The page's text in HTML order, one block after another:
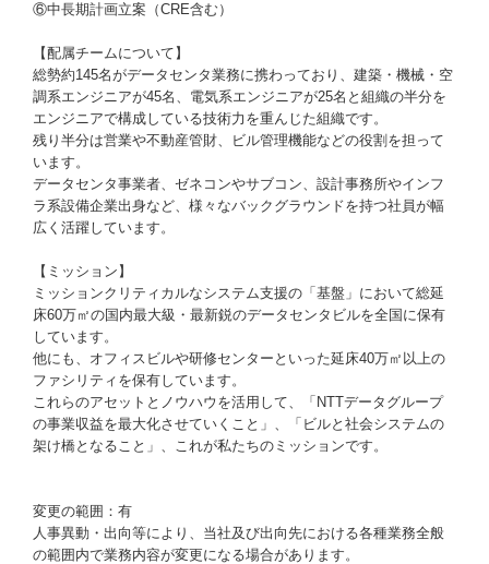
⑥中長期計画立案（CRE含む）
【配属チームについて】
総勢約145名がデータセンタ業務に携わっており、建築・機械・空
調系エンジニアが45名、電気系エンジニアが25名と組織の半分を
エンジニアで構成している技術力を重んじた組織です。
残り半分は営業や不動産管財、ビル管理機能などの役割を担って
います。
データセンタ事業者、ゼネコンやサブコン、設計事務所やインフ
ラ系設備企業出身など、様々なバックグラウンドを持つ社員が幅
広く活躍しています。
【ミッション】
ミッションクリティカルなシステム支援の「基盤」において総延
床60万㎡の国内最大級・最新鋭のデータセンタビルを全国に保有
しています。
他にも、オフィスビルや研修センターといった延床40万㎡以上の
ファシリティを保有しています。
これらのアセットとノウハウを活用して、「NTTデータグループ
の事業収益を最大化させていくこと」、「ビルと社会システムの
架け橋となること」、これが私たちのミッションです。
変更の範囲：有
人事異動・出向等により、当社及び出向先における各種業務全般
の範囲内で業務内容が変更になる場合があります。